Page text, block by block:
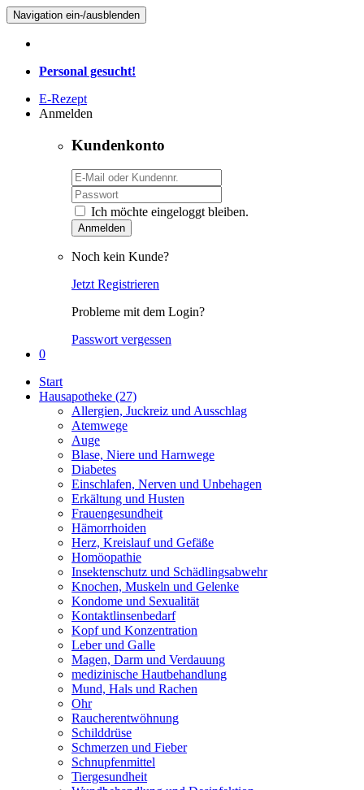
Navigation ein-/ausblenden
Personal gesucht!
E-Rezept
Anmelden
Kundenkonto
Ich möchte eingeloggt bleiben.
Anmelden
Noch kein Kunde?
Jetzt Registrieren
Probleme mit dem Login?
Passwort vergessen
0
Start
Hausapotheke (27)
Allergien, Juckreiz und Ausschlag
Atemwege
Auge
Blase, Niere und Harnwege
Diabetes
Einschlafen, Nerven und Unbehagen
Erkältung und Husten
Frauengesundheit
Hämorrhoiden
Herz, Kreislauf und Gefäße
Homöopathie
Insektenschutz und Schädlingsabwehr
Knochen, Muskeln und Gelenke
Kondome und Sexualität
Kontaktlinsenbedarf
Kopf und Konzentration
Leber und Galle
Magen, Darm und Verdauung
medizinische Hautbehandlung
Mund, Hals und Rachen
Ohr
Raucherentwöhnung
Schilddrüse
Schmerzen und Fieber
Schnupfenmittel
Tiergesundheit